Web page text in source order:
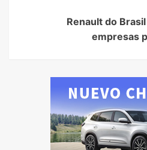
Renault do
empresas